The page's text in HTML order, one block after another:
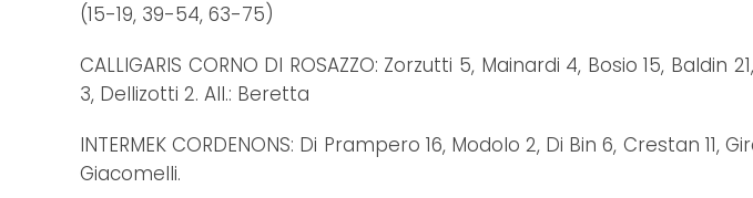
(15-19, 39-54, 63-75)
CALLIGARIS CORNO DI ROSAZZO: Zorzutti 5, Mainardi 4, Bosio 15,
3, Dellizotti 2. All.: Beretta
INTERMEK CORDENONS: Di Prampero 16, Modolo 2, Di Bin 6, Crestan
Giacomelli.